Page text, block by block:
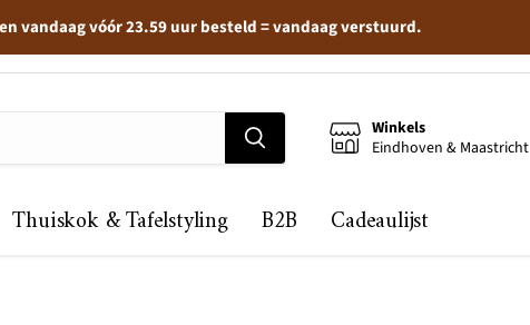
vandaag vóór 23.59 uur besteld = vandaag verstuurd.
Winkels
Eindhoven & Maastricht
Thuiskok & Tafelstyling B2B Cadeaulijst